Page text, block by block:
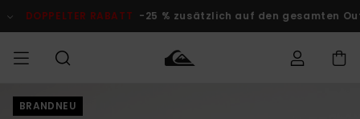
Produktinformation
DOPPELTER RABATT -25 % zusätzlich auf den gesamten
MÄNNER
BRANDNEU